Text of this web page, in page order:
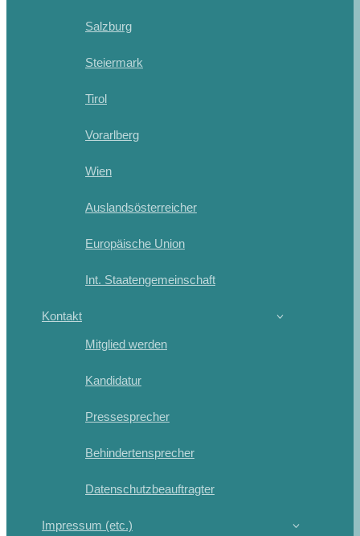
Salzburg
Steiermark
Tirol
Vorarlberg
Wien
Auslandsösterreicher
Europäische Union
Int. Staatengemeinschaft
Kontakt
Mitglied werden
Kandidatur
Pressesprecher
Behindertensprecher
Datenschutzbeauftragter
Impressum (etc.)